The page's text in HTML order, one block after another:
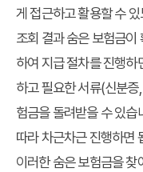
게 접근하고 활용할 수
조회 결과 숨은 보험금
하여 지급 절차를 진행하
하고 필요한 서류(신분
험금을 돌려받을 수 있습
따라 차근차근 진행하면
이러한 숨은 보험금을